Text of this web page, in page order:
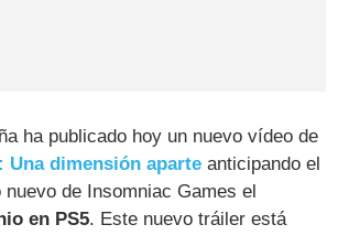
ha publicado hoy un nuevo vídeo de
Una dimensión aparte anticipando el
nuevo de Insomniac Games el
en PS5. Este nuevo tráiler está